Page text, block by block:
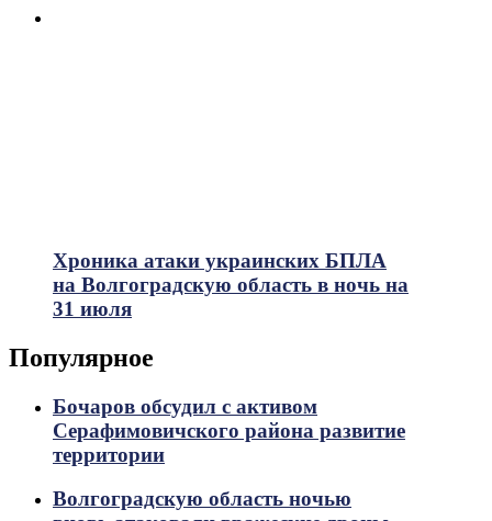
Хроника атаки украинских БПЛА
на Волгоградскую область в ночь на
31 июля
Популярное
Бочаров обсудил с активом
Серафимовичского района развитие
территории
Волгоградскую область ночью